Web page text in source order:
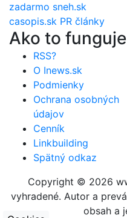
zadarmo sneh.sk
casopis.sk PR články
Ako to funguje
RSS?
O Inews.sk
Podmienky
Ochrana osobných
údajov
Cenník
Linkbuilding
Spätný odkaz
Copyright © 2026
vyhradené. Autor a
obsah a